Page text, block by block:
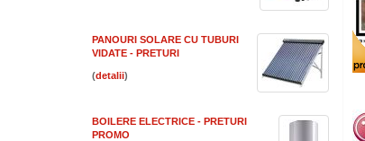
PANOURI SOLARE CU TUBURI
VIDATE - PRETURI
( )
BOILERE ELECTRICE - PRETURI
PROMO